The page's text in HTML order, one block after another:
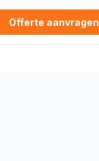
Offerte aanvragen